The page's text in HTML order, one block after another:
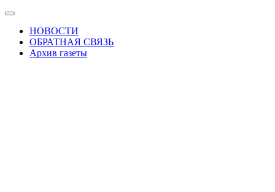
Skip
content
Показать/
Скрыть
навигацию
НОВОСТИ
ОБРАТНАЯ СВЯЗЬ
Архив газеты